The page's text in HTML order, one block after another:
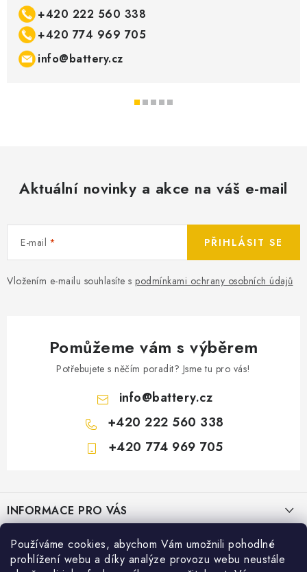
Používáme cookies, abychom Vám umožnili pohodlné
prohlížení webu a díky analýze provozu webu neustále
+420 222 560 338
+420 774 969 705
info@battery.cz
Aktuální novinky a akce na váš e-mail
E-mail
Vložením e-mailu souhlasíte s podmínkami ochrany osobních údajů
PŘIHLÁSIT SE
Pomůžeme vám s výběrem
Potřebujete s něčím poradit? Jsme tu pro vás!
info@battery.cz
+420 222 560 338
+420 774 969 705
pINFORMACE PRO VÁS
KONTAKTY
POŠTOVNÉ A DOPRAVA
PRODEJNY BATTERY.CZ